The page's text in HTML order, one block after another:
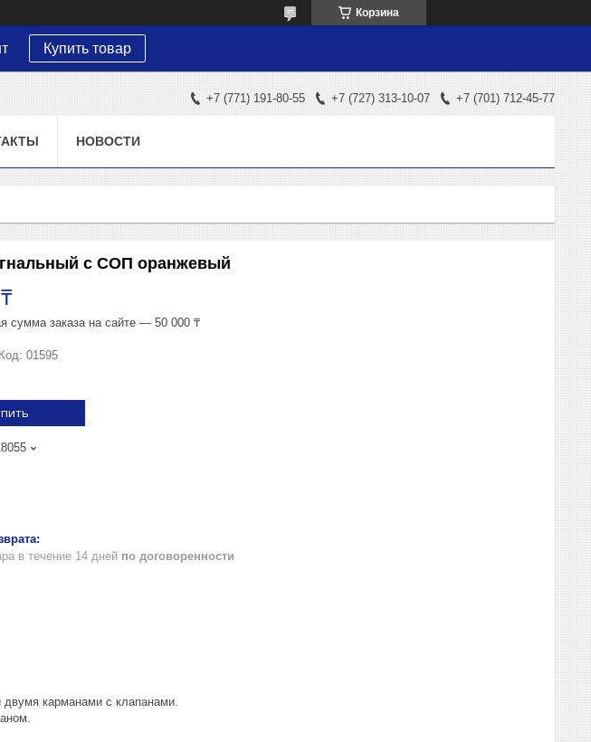
Корзина
Купить товар
+7 (771) 191-80-55 +7 (727) 313-10-07 +7 (701) 712-45-77
НОВОСТИ
с СОП оранжевый
сумма заказа на сайте — 50 000 ₸
Код: 01595
в течение 14 дней по договоренности
карманами с клапанами.